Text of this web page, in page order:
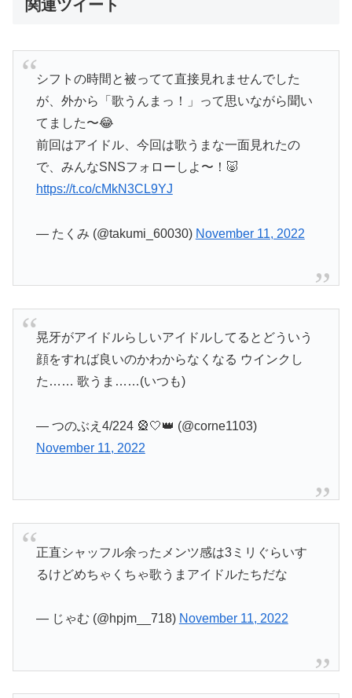
関連ツイート
シフトの時間と被ってて直接見れませんでした
が、外から「歌うんまっ！」って思いながら聞い
てました〜😂
前回はアイドル、今回は歌うまな一面見れたの
で、みんなSNSフォローしよ〜！🐷
https://t.co/cMkN3CL9YJ
— たくみ (@takumi_60030) November 11, 2022
晃牙がアイドルらしいアイドルしてるとどういう
顔をすれば良いのかわからなくなる ウインクし
た…… 歌うま……(いつも)
— つのぶえ4/224 🎡🤍👑 (@corne1103)
November 11, 2022
正直シャッフル余ったメンツ感は3ミリぐらいす
るけどめちゃくちゃ歌うまアイドルたちだな
— じゃむ (@hpjm__718) November 11, 2022